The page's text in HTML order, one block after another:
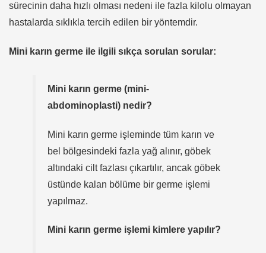
sürecinin daha hızlı olması nedeni ile fazla kilolu olmayan
hastalarda sıklıkla tercih edilen bir yöntemdir.
Mini karın germe ile ilgili sıkça sorulan sorular:
Mini karın germe (mini-
abdominoplasti) nedir?
Mini karın germe işleminde tüm karın ve
bel bölgesindeki fazla yağ alınır, göbek
altındaki cilt fazlası çıkartılır, ancak göbek
üstünde kalan bölüme bir germe işlemi
yapılmaz.
Mini karın germe işlemi kimlere yapılır?